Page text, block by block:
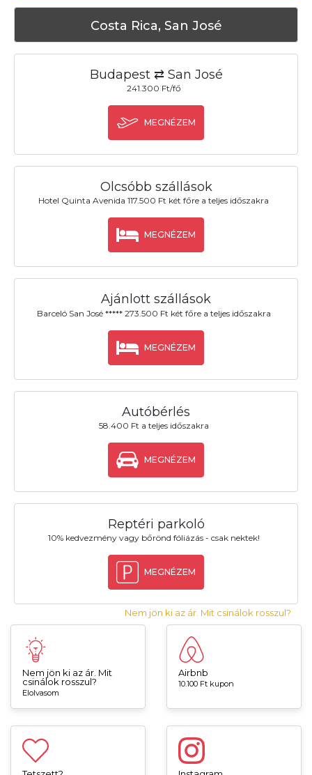
Costa Rica, San José
Budapest ⇄ San José
241.300 Ft/fő
MEGNÉZEM
Olcsóbb szállások
Hotel Quinta Avenida 117.500 Ft két főre a teljes időszakra
MEGNÉZEM
Ajánlott szállások
Barceló San José ***** 273.500 Ft két főre a teljes időszakra
MEGNÉZEM
Autóbérlés
58.400 Ft a teljes időszakra
MEGNÉZEM
Reptéri parkoló
10% kedvezmény vagy bőrönd fóliázás - csak nektek!
MEGNÉZEM
Nem jön ki az ár. Mit csinálok rosszul?
Nem jön ki az ár. Mit
csinálok rosszul?
Elolvasom
Airbnb
10.100 Ft kupon